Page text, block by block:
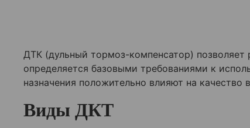
ДТК (дульный тормоз-компенсатор) позволяет
определяется базовыми требованиями к
назначения положительно влияют на
Виды ДКТ